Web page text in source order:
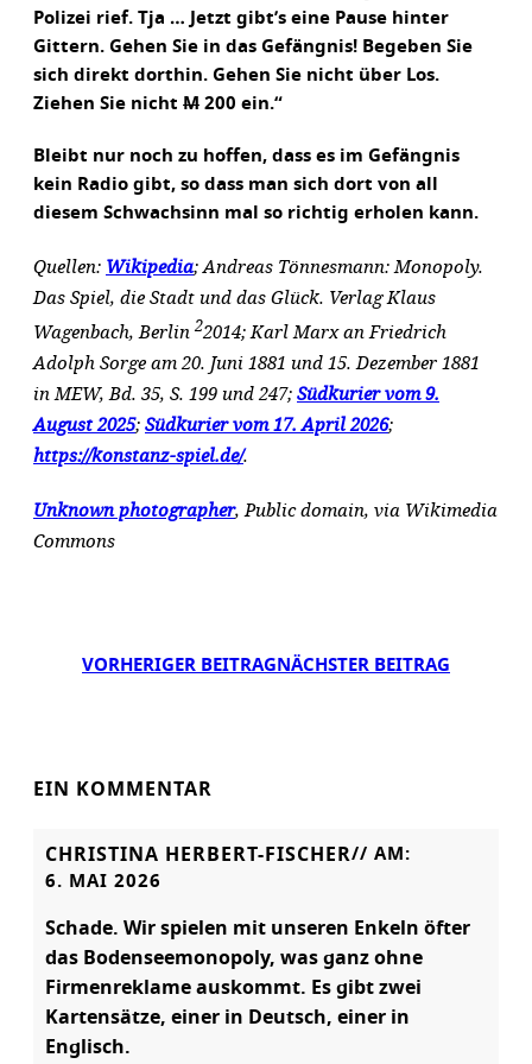
Polizei rief. Tja … Jetzt gibt’s eine Pause hinter
Gittern. Gehen Sie in das Gefängnis! Begeben Sie
sich direkt dorthin. Gehen Sie nicht über Los.
Ziehen Sie nicht M 200 ein.“
Bleibt nur noch zu hoffen, dass es im Gefängnis
kein Radio gibt, so dass man sich dort von all
diesem Schwachsinn mal so richtig erholen kann.
Quellen: Wikipedia; Andreas Tönnesmann: Monopoly.
Das Spiel, die Stadt und das Glück. Verlag Klaus
Wagenbach, Berlin 22014; Karl Marx an Friedrich
Adolph Sorge am 20. Juni 1881 und 15. Dezember 1881
in MEW, Bd. 35, S. 199 und 247; Südkurier vom 9.
August 2025; Südkurier vom 17. April 2026;
https://konstanz-spiel.de/.
Unknown photographer, Public domain, via Wikimedia
Commons
VORHERIGER BEITRAG NÄCHSTER BEITRAG
EIN KOMMENTAR
CHRISTINA HERBERT-FISCHER// AM:
6. MAI 2026
Schade. Wir spielen mit unseren Enkeln öfter
das Bodenseemonopoly, was ganz ohne
Firmenreklame auskommt. Es gibt zwei
Kartensätze, einer in Deutsch, einer in
Englisch.